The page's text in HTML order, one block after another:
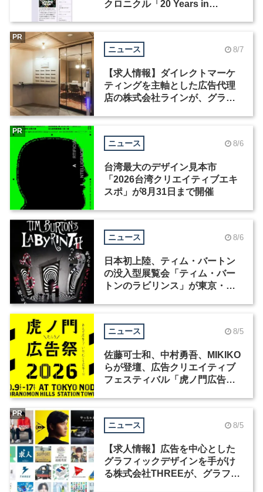
クロニクル「20 Years in
ニュース 8/7
【求人情報】ダイレクトマーケ
ティングを主軸とした広告代理
店の株式会社ラインが、グラフ
PR
ニュース 8/6
台湾最大のデザイン見本市
「2026台湾クリエイティブエキ
スポ」が8月31日まで開催
PR
ニュース 8/6
日本初上陸、ティム・バートン
の没入型展覧会「ティム・バー
トンのラビリンス」が東京・豊
ニュース 8/5
佐藤可士和、中村勇吾、MIKIKO
らが登壇、広告クリエイティブ
フェスティバル「虎ノ門広告
ニュース 8/5
【求人情報】広告を中心とした
グラフィックデザインを手がけ
る株式会社THREEが、グラフィ
PR